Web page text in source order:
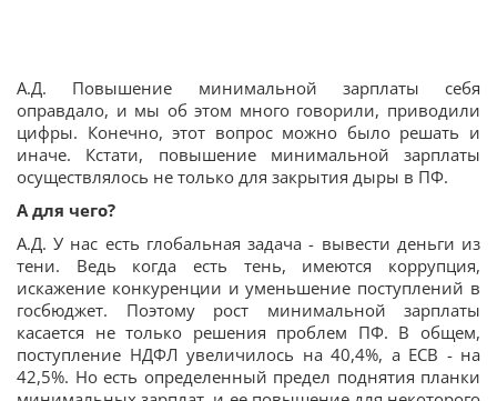
А.Д. Повышение минимальной зарплаты себя
оправдало, и мы об этом много говорили, приводили
цифры. Конечно, этот вопрос можно было решать и
иначе. Кстати, повышение минимальной зарплаты
осуществлялось не только для закрытия дыры в ПФ.
А для чего?
А.Д. У нас есть глобальная задача - вывести деньги из
тени. Ведь когда есть тень, имеются коррупция,
искажение конкуренции и уменьшение поступлений в
госбюджет. Поэтому рост минимальной зарплаты
касается не только решения проблем ПФ. В общем,
поступление НДФЛ увеличилось на 40,4%, а ЕСВ - на
42,5%. Но есть определенный предел поднятия планки